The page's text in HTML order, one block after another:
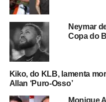
Ao longo do texto, o
sistema prisional.Ele
aos seguidores por
afirmando que cada
Neymar
Copa do
Kiko, do KLB, lamenta
Allan ‘Puro-Osso’
Monique